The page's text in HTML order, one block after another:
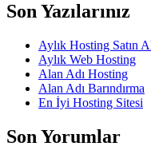
Son Yazılarınız
Aylık Hosting Satın
Aylık Web Hosting
Alan Adı Hosting
Alan Adı Barındırma
En İyi Hosting Sitesi
Son Yorumlar